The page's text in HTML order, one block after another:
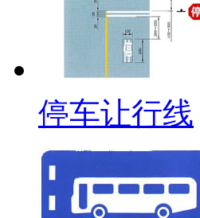
停车让行线